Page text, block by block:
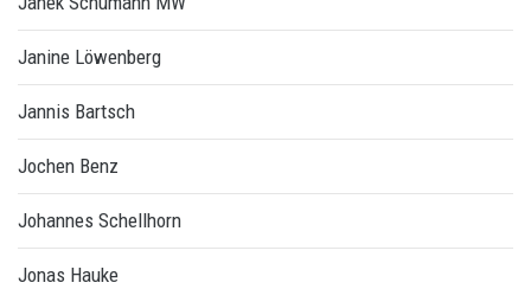
Janine Löwenberg
Jannis Bartsch
Jochen Benz
Johannes Schellhorn
Jonas Hauke